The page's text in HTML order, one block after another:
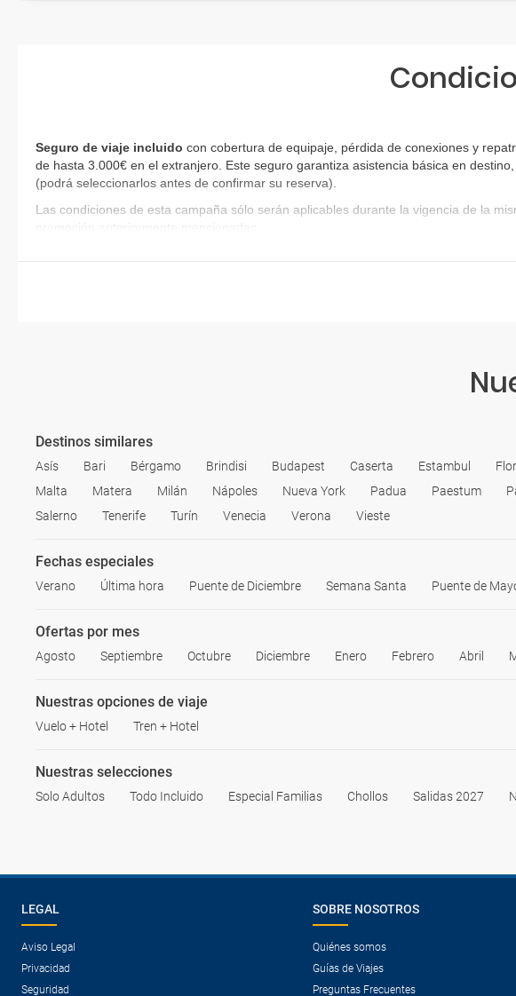
Seguro de viaje incluido con cobertura de equipaje, pérdida de conexiones y
de hasta 3.000€ en el extranjero. Este seguro garantiza asistencia básica en
(podrá seleccionarlos antes de confirmar su reserva).
Las condiciones de esta campaña sólo serán aplicables durante la vigencia de la
promoción anteriormente mencionadas.
Destinos similares
Asís Bari Bérgamo Brindisi Budapest Caserta Estambul
Malta
Matera Milán Nápoles Nueva York Padua Paestum
Salerno
Tenerife Turín Venecia Verona Vieste
Fechas especiales
Verano Última hora Puente de Diciembre Semana Santa Puente de
Ofertas por mes
Agosto Septiembre Octubre Diciembre Enero Febrero Abril
Nuestras opciones de viaje
Vuelo + Hotel Tren + Hotel
Nuestras selecciones
Solo Adultos Todo Incluido Especial Familias Chollos Salidas 2027
LEGAL
Aviso Legal
Privacidad
Seguridad
SOBRE NOSOTROS
Quiénes somos
Guías de Viajes
Preguntas Frecuentes